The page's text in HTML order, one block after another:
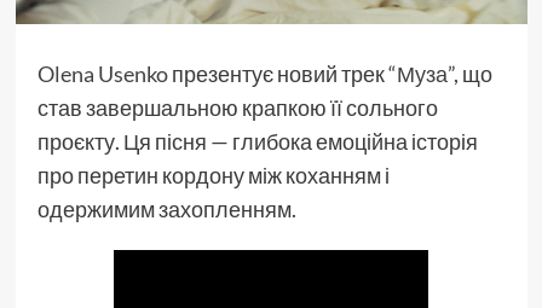
Olena Usenkoпрезентує новий трек“Муза”, що
став завершальною крапкою її сольного
проєкту. Ця пісня — глибока емоційна історія
про перетин кордону між коханням і
одержимим захопленням.